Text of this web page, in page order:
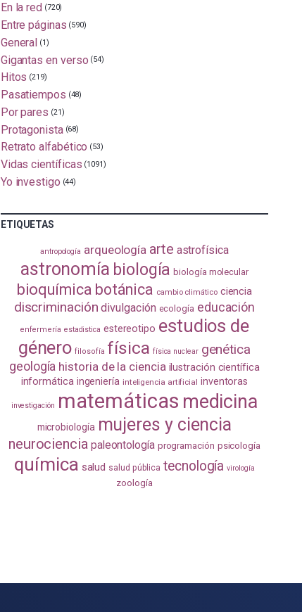
En la red (720)
Entre páginas (590)
General (1)
Gigantas en verso (54)
Hitos (219)
Pasatiempos (48)
Por pares (21)
Protagonista (68)
Retrato alfabético (53)
Vidas científicas (1091)
Yo investigo (44)
ETIQUETAS
antropología arqueología arte astrofísica
astronomía biología biología molecular
bioquímica botánica cambio climático ciencia
discriminación divulgación ecología educación
enfermería estadistica estereotipo estudios de
género filosofía física física nuclear genética
geología historia de la ciencia ilustración científica
informática ingeniería inteligencia artificial inventoras
investigación matemáticas medicina
microbiología mujeres y ciencia
neurociencia paleontología programación psicología
química salud salud pública tecnología virología
zoología